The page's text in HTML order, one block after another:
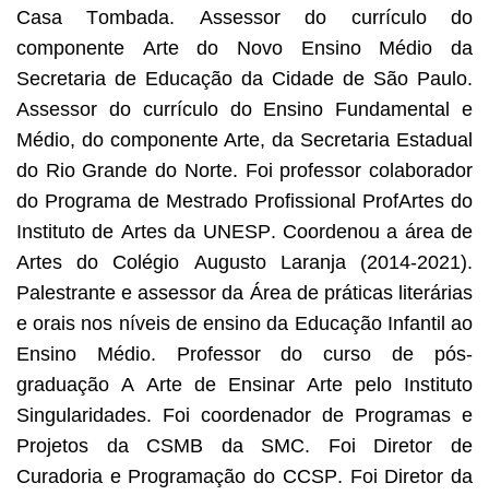
Casa Tombada. Assessor do currículo do
componente Arte do Novo Ensino Médio da
Secretaria de Educação da Cidade de São Paulo.
Assessor do currículo do Ensino Fundamental e
Médio, do componente Arte, da Secretaria Estadual
do Rio Grande do Norte. Foi professor colaborador
do Programa de Mestrado Profissional ProfArtes do
Instituto de Artes da UNESP. Coordenou a área de
Artes do Colégio Augusto Laranja (2014-2021).
Palestrante e assessor da Área de práticas literárias
e orais nos níveis de ensino da Educação Infantil ao
Ensino Médio. Professor do curso de pós-
graduação A Arte de Ensinar Arte pelo Instituto
Singularidades. Foi coordenador de Programas e
Projetos da CSMB da SMC. Foi Diretor de
Curadoria e Programação do CCSP. Foi Diretor da